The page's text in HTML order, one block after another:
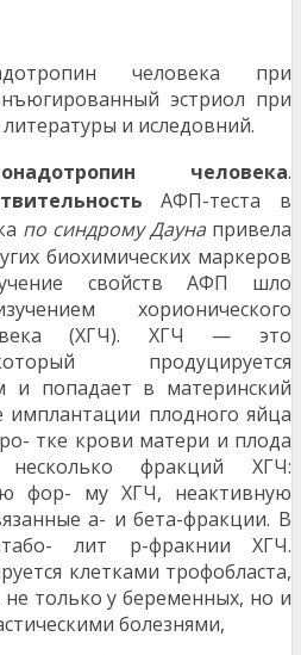
человека при
эстриол при
и иследовний.
человека.
АФП-теста в
по синдрому Дауна привела
биохимических маркеров
свойств АФП шло
хорионического
(ХГЧ). ХГЧ — это
продуцируется
и попадает в материнский
имплантации плодного яйца
тке крови матери и плода
фракций ХГЧ:
фор- му ХГЧ, неактивную
а- и бета-фракции. В
лит р-фракнии ХГЧ.
клетками трофобласта,
только у беременных, но и
болезнями,